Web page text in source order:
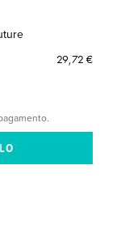
29,72 €